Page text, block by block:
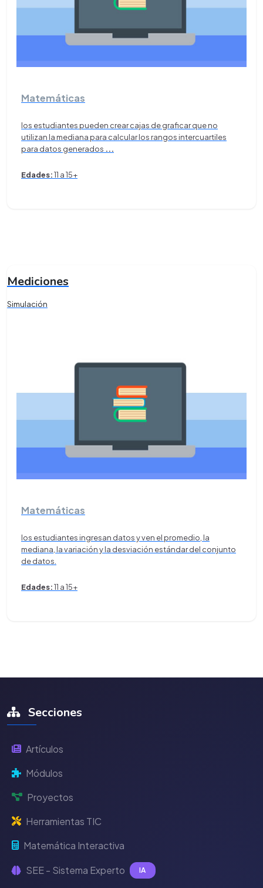
Matemáticas
los estudiantes pueden crear cajas de graficar que no
utilizan la mediana para calcular los rangos intercuartiles
para datos generados ...
Edades:11 a 15+
Mediciones
Simulación
Matemáticas
los estudiantes ingresan datos y ven el promedio, la
mediana, la variación y la desviación estándar del conjunto
de datos.
Edades:11 a 15+
Secciones
Artículos
Módulos
Proyectos
Herramientas TIC
Matemática Interactiva
SEE - Sistema Experto IA